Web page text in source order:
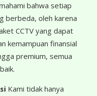
bahwa setiap
berbeda, oleh karena
CCTV yang dapat
kemampuan finansial
premium, semua
Kami tidak hanya